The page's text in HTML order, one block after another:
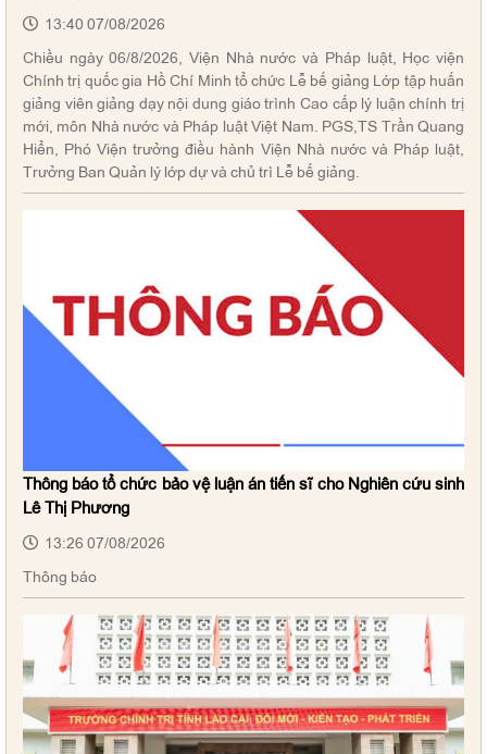
13:40 07/08/2026
Chiều ngày 06/8/2026, Viện Nhà nước và Pháp luật, Học viện
Chính trị quốc gia Hồ Chí Minh tổ chức Lễ bế giảng Lớp tập huấn
giảng viên giảng dạy nội dung giáo trình Cao cấp lý luận chính trị
mới, môn Nhà nước và Pháp luật Việt Nam. PGS,TS Trần Quang
Hiển, Phó Viện trưởng điều hành Viện Nhà nước và Pháp luật,
Trưởng Ban Quản lý lớp dự và chủ trì Lễ bế giảng.
Thông báo tổ chức bảo vệ luận án tiến sĩ cho Nghiên cứu sinh
Lê Thị Phương
13:26 07/08/2026
Thông báo